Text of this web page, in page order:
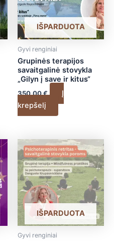
IŠPARDUOTA
Gyvi renginiai
Grupinės terapijos
savaitgalinė stovykla
„Gilyn į save ir kitus“
350,00€
Į
krepšelį
IŠPARDUOTA
Gyvi renginiai